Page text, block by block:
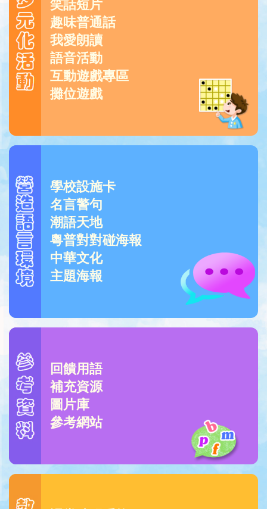
回饋用語
補充資源
圖片庫
參考網站
笑話短片
趣味普通話
我愛朗讀
語音活動
互動遊戲專區
攤位遊戲
學校設施卡
名言警句
潮語天地
粵普對對碰海報
中華文化
主題海報